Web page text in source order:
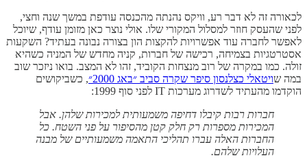
לכאורה זה לא דבר רע, וויקס נהנתה מהכנסה עודפת במשך שנה וחצי,
לפני שהעסק חוזר למסלול המקורי שלו. אולי נוצר כאן מזומן עודף, שיוכל
לאפשר לחברה עוד אפשרויות להקצות הון בצורה נבונה בעתיד? השקעות
אסטרטגיות בצמיחה, רכישה של חברות, קניה מחדש של המניה כשהיא
זולה. כמו במקרה של רוב מנצחות הקוביד, זהו לא המצב. בואו ניזכר שוב
במה שויטאלי כצלנסון סיפר שקרה סביב ״באג 2000״
, כשביקושים
הוקדמו מהעתיד לשדרוג מערכות IT לפני סוף 1999:
חברות רבות קיבלו דחיפה משמעותית למכירות שלהן. אבל
המכירות מספרות רק חלק קטן מהסיפור על פני השטח. כל
החברות האלה עברו תהליכי התאמה משמעותיים של מבנה
העלויות שלהם.